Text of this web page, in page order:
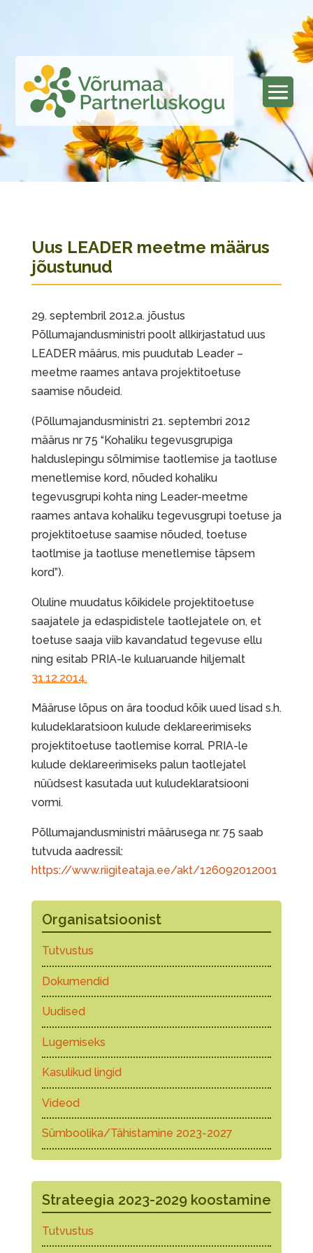
Uus LEADER meetme määrus
jõustunud
29. septembril 2012.a. jõustus
Põllumajandusministri poolt allkirjastatud uus
LEADER määrus, mis puudutab Leader –
meetme raames antava projektitoetuse
saamise nõudeid.
(Põllumajandusministri 21. septembri 2012
määrus nr 75 “Kohaliku tegevusgrupiga
halduslepingu sõlmimise taotlemise ja taotluse
menetlemise kord, nõuded kohaliku
tegevusgrupi kohta ning Leader-meetme
raames antava kohaliku tegevusgrupi toetuse ja
projektitoetuse saamise nõuded, toetuse
taotlmise ja taotluse menetlemise täpsem
kord”).
Oluline muudatus kõikidele projektitoetuse
saajatele ja edaspidistele taotlejatele on, et
toetuse saaja viib kavandatud tegevuse ellu
ning esitab PRIA-le kuluaruande hiljemalt
31.12.2014.
Määruse lõpus on ära toodud kõik uued lisad s.h.
kuludeklaratsioon kulude deklareerimiseks
projektitoetuse taotlemise korral. PRIA-le
kulude deklareerimiseks palun taotlejatel
nüüdsest kasutada uut kuludeklaratsiooni
vormi.
Põllumajandusministri määrusega nr. 75 saab
tutvuda aadressil:
https://www.riigiteataja.ee/akt/126092012001
Organisatsioonist
Tutvustus
Dokumendid
Uudised
Lugemiseks
Kasulikud lingid
Videod
Sümboolika/Tähistamine 2023-2027
Strateegia 2023-2029 koostamine
Tutvustus